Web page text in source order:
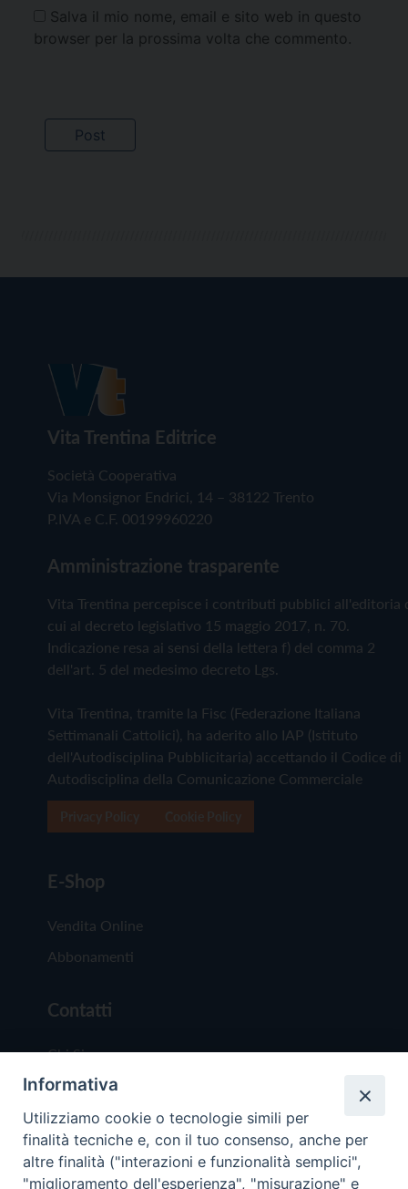
Salva il mio nome, email e sito web in questo
browser per la prossima volta che commento.
Vita Trentina Editrice
Società Cooperativa
Via Monsignor Endrici, 14 – 38122 Trento
P.IVA e C.F. 00199960220
Amministrazione trasparente
Vita Trentina percepisce i contributi pubblici all'editoria
cui al decreto legislativo 15 maggio 2017, n. 70.
Indicazione resa ai sensi della lettera f) del comma 2
dell'art. 5 del medesimo decreto Lgs.
Vita Trentina, tramite la Fisc (Federazione Italiana
Settimanali Cattolici), ha aderito allo IAP (Istituto
dell'Autodisciplina Pubblicitaria) accettando il Codice di
Autodisciplina della Comunicazione Commerciale
E-Shop
Vendita Online
Abbonamenti
Contatti
Chi Siamo
Redazione
Scrivici
Informativa
Utilizziamo cookie o tecnologie simili per
finalità tecniche e, con il tuo consenso, anche per
altre finalità ("interazioni e funzionalità semplici",
"miglioramento dell'esperienza", "misurazione" e